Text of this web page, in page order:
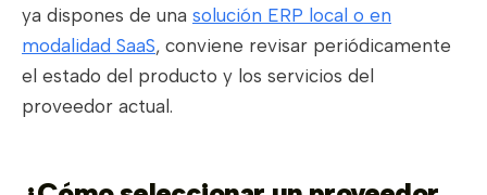
ya dispones de una solución ERP local o en
modalidad SaaS, conviene revisar periódicamente
el estado del producto y los servicios del
proveedor actual.